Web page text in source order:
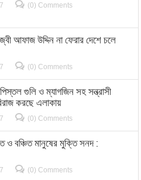
(0) Comments
আফাজ উদ্দিন না ফেরার দেশে চলে
(0) Comments
পিস্তল গুলি ও ম্যাগজিন সহ সন্ত্রাসী
করছে এলাকায়
(0) Comments
ও বঞ্চিত মানুষের মুক্তি সনদ :
(0) Comments